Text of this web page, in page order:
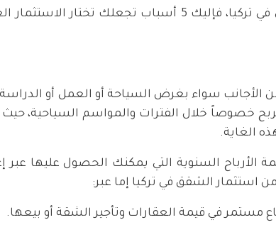
إن كنت ترغب في البدء بمشروع استثماري في تركيا، فإليك 5
من الأجانب سواء بغرض السياحة أو العمل أو
خلال الفترات والمواسم السياحية، حيث
الغاية.
استثمار الشقق في تركيا إما عبر:
في قيمة العقارات وتأجير الشقة أو بيعها.